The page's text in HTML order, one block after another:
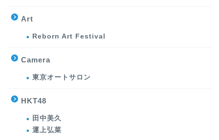
Art
Reborn Art Festival
Camera
東京オートサロン
HKT48
田中美久
運上弘菜